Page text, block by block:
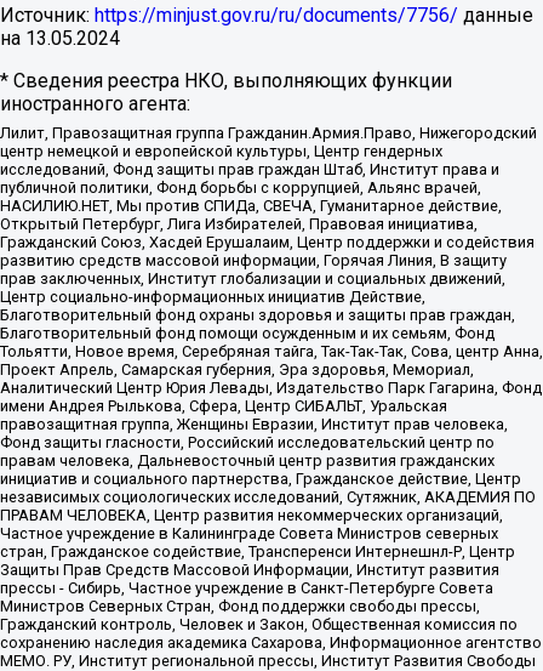
Источник: https://minjust.gov.ru/ru/documents/7756/ данные
на 13.05.2024
* Сведения реестра НКО, выполняющих функции
иностранного агента:
Лилит, Правозащитная группа Гражданин.Армия.Право, Нижегородский
центр немецкой и европейской культуры, Центр гендерных
исследований, Фонд защиты прав граждан Штаб, Институт права и
публичной политики, Фонд борьбы с коррупцией, Альянс врачей,
НАСИЛИЮ.НЕТ, Мы против СПИДа, СВЕЧА, Гуманитарное действие,
Открытый Петербург, Лига Избирателей, Правовая инициатива,
Гражданский Союз, Хасдей Ерушалаим, Центр поддержки и содействия
развитию средств массовой информации, Горячая Линия, В защиту
прав заключенных, Институт глобализации и социальных движений,
Центр социально-информационных инициатив Действие,
Благотворительный фонд охраны здоровья и защиты прав граждан,
Благотворительный фонд помощи осужденным и их семьям, Фонд
Тольятти, Новое время, Серебряная тайга, Так-Так-Так, Сова, центр Анна,
Проект Апрель, Самарская губерния, Эра здоровья, Мемориал,
Аналитический Центр Юрия Левады, Издательство Парк Гагарина, Фонд
имени Андрея Рылькова, Сфера, Центр СИБАЛЬТ, Уральская
правозащитная группа, Женщины Евразии, Институт прав человека,
Фонд защиты гласности, Российский исследовательский центр по
правам человека, Дальневосточный центр развития гражданских
инициатив и социального партнерства, Гражданское действие, Центр
независимых социологических исследований, Сутяжник, АКАДЕМИЯ ПО
ПРАВАМ ЧЕЛОВЕКА, Центр развития некоммерческих организаций,
Частное учреждение в Калининграде Совета Министров северных
стран, Гражданское содействие, Трансперенси Интернешнл-Р, Центр
Защиты Прав Средств Массовой Информации, Институт развития
прессы - Сибирь, Частное учреждение в Санкт-Петербурге Совета
Министров Северных Стран, Фонд поддержки свободы прессы,
Гражданский контроль, Человек и Закон, Общественная комиссия по
сохранению наследия академика Сахарова, Информационное агентство
МЕМО. РУ, Институт региональной прессы, Институт Развития Свободы